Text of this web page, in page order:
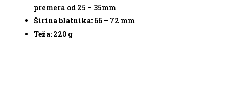
premera od 25 – 35mm
Širina blatnika: 66 – 72 mm
Teža: 220 g